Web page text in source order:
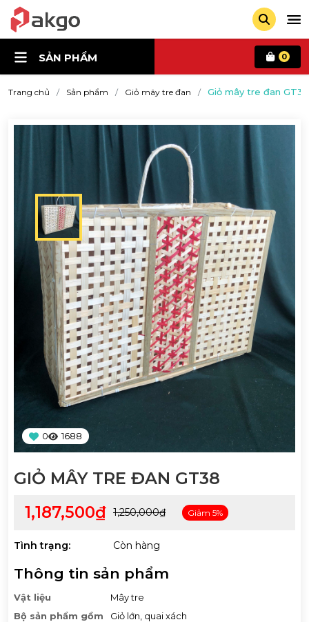
SẢN PHẨM 0
Trang chủ Sản phẩm Giỏ mây tre đan Giỏ mây tre đan GT38
0 1688
GIỎ MÂY TRE ĐAN GT38
1,187,500₫ 1,250,000₫ Giảm 5%
Tình trạng: Còn hàng
Thông tin sản phẩm
Vật liệu
Mây tre
Bộ sản phẩm gồm
Giỏ lớn, quai xách